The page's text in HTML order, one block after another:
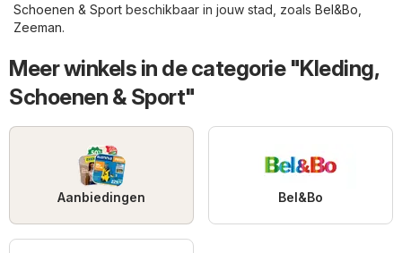
Schoenen & Sport beschikbaar in jouw stad, zoals Bel&Bo
Zeeman.
Meer winkels in de categorie "Kleding,
Schoenen & Sport"
Aanbiedingen Bel&Bo